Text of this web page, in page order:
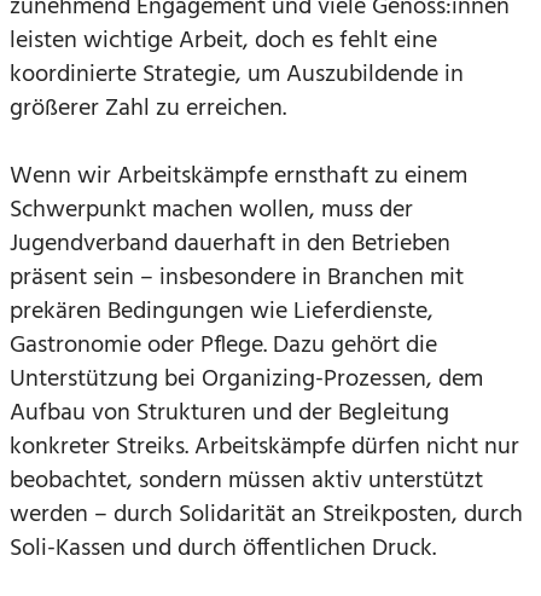
leisten wichtige Arbeit, doch es fehlt eine
koordinierte Strategie, um Auszubildende in
größerer Zahl zu erreichen.
Wenn wir Arbeitskämpfe ernsthaft zu einem
Schwerpunkt machen wollen, muss der
Jugendverband dauerhaft in den Betrieben
präsent sein – insbesondere in Branchen mit
prekären Bedingungen wie Lieferdienste,
Gastronomie oder Pflege. Dazu gehört die
Unterstützung bei Organizing-Prozessen, dem
Aufbau von Strukturen und der Begleitung
konkreter Streiks. Arbeitskämpfe dürfen nicht nur
beobachtet, sondern müssen aktiv unterstützt
werden – durch Solidarität an Streikposten, durch
Soli-Kassen und durch öffentlichen Druck.